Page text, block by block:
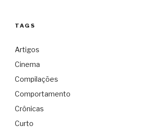
TAGS
Artigos
Cinema
Compilações
Comportamento
Crônicas
Curto